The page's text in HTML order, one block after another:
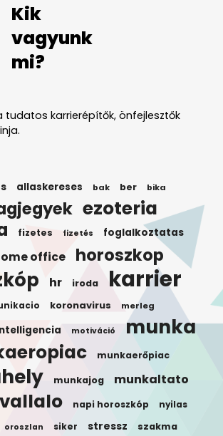
Kik
vagyunk
mi?
tudatos karrierépítők, önfejlesztők
allaskereses bak ber bika
ezoteria
fizetes fizetés foglalkoztatas
office horoszkop
hr iroda karrier
koronavirus merleg
motiváció munka
munkaerőpiac
munkajog munkaltato
napi horoszkóp nyilas
oroszlan siker stressz szakma